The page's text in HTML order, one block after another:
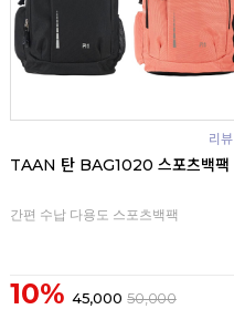
리뷰
TAAN 탄 BAG1020 스포츠백팩
간편 수납 다용도 스포츠백팩
10% 45,000 50,000